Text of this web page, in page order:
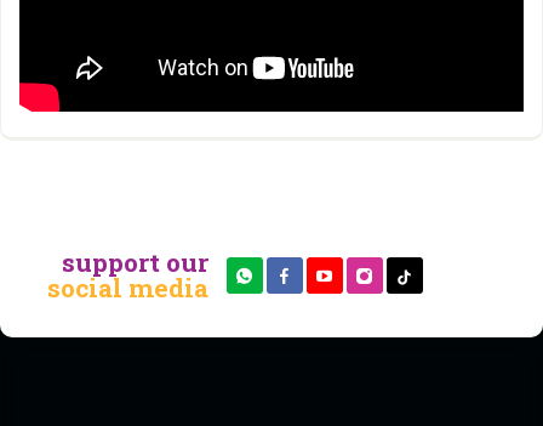
support our
social media